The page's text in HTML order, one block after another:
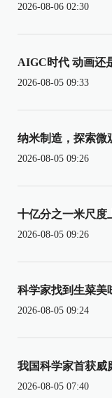
2026-08-06 02:30
AIGC时代 动画还
2026-08-05 09:33
纳米制造，探索微
2026-08-05 09:26
十亿分之一米尺度
2026-08-05 09:26
科学家找到生菜美
2026-08-05 09:24
我国科学家首获威
2026-08-05 07:40